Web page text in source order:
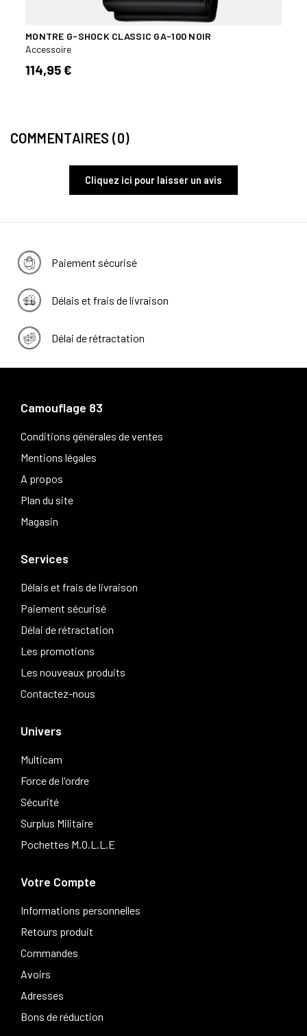
MONTRE G-SHOCK CLASSIC GA-100 NOIR
Accessoire
114,95 €
COMMENTAIRES (0)
Cliquez ici pour laisser un avis
Paiement sécurisé
Délais et frais de livraison
Délai de rétractation
Camouflage 83
Conditions générales de ventes
Mentions légales
A propos
Plan du site
Magasin
Services
Délais et frais de livraison
Paiement sécurisé
Délai de rétractation
Les promotions
Les nouveaux produits
Contactez-nous
Univers
Multicam
Force de l'ordre
Sécurité
Surplus Militaire
Pochettes M.O.L.L.E
Votre Compte
Informations personnelles
Retours produit
Commandes
Avoirs
Adresses
Bons de réduction